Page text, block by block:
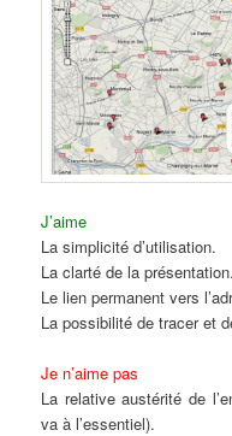
J’aime
La simplicité d’utilisation.
La clarté de la présentation.
Le lien permanent vers
La possibilité de tracer et
Je n’aime pas
La relative austérité de
va à l’essentiel).